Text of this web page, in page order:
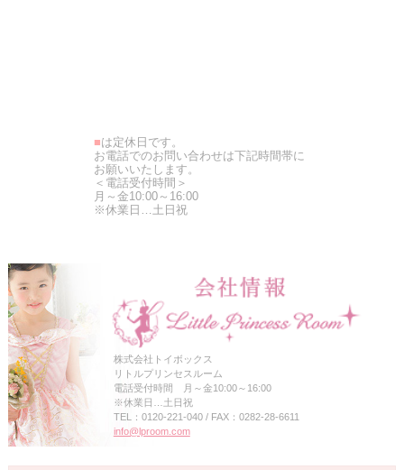
■は定休日です。
お電話でのお問い合わせは下記時間帯に
お願いいたします。
＜電話受付時間＞
月～金10:00～16:00
※休業日…土日祝
株式会社トイボックス
リトルプリンセスルーム
電話受付時間 月～金10:00～16:00
※休業日…土日祝
TEL：0120-221-040 / FAX：0282-28-6611
info@lproom.com